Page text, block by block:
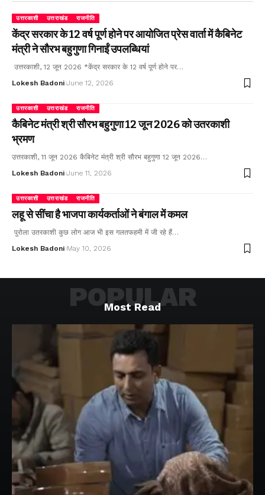
उत्तरकाशी उत्तराखंड राजनीति
केंद्र सरकार के 12 वर्ष पूर्ण होने पर आयोजित प्रेस वार्ता में कैबिनेट
मंत्री ने सौरभ बहुगुणा गिनाईं उपलब्धियां
उत्तरकाशी, 12 जून 2026 *केंद्र सरकार के 12 वर्ष पूर्ण होने पर…
Lokesh Badoni June 12, 2026
उत्तरकाशी उत्तराखंड राजनीति
कैबिनेट मंत्री श्री सौरभ बहुगुणा 12 जून 2026 को उतरकाशी
भ्रमण
उत्तरकाशी, 11 जून 2026 कैबिनेट मंत्री श्री सौरभ बहुगुणा 12 जून 2026…
Lokesh Badoni June 11, 2026
उत्तरकाशी उत्तराखंड राजनीति
लहू से सींचा है भाजपा कार्यकर्ताओं ने बंगाल में कमल
पुरोला उतरकाशी कुछ लोग आज भी इस गलतफहमी में जी रहे हैं…
Lokesh Badoni May 10, 2026
Most Read
POPULAR